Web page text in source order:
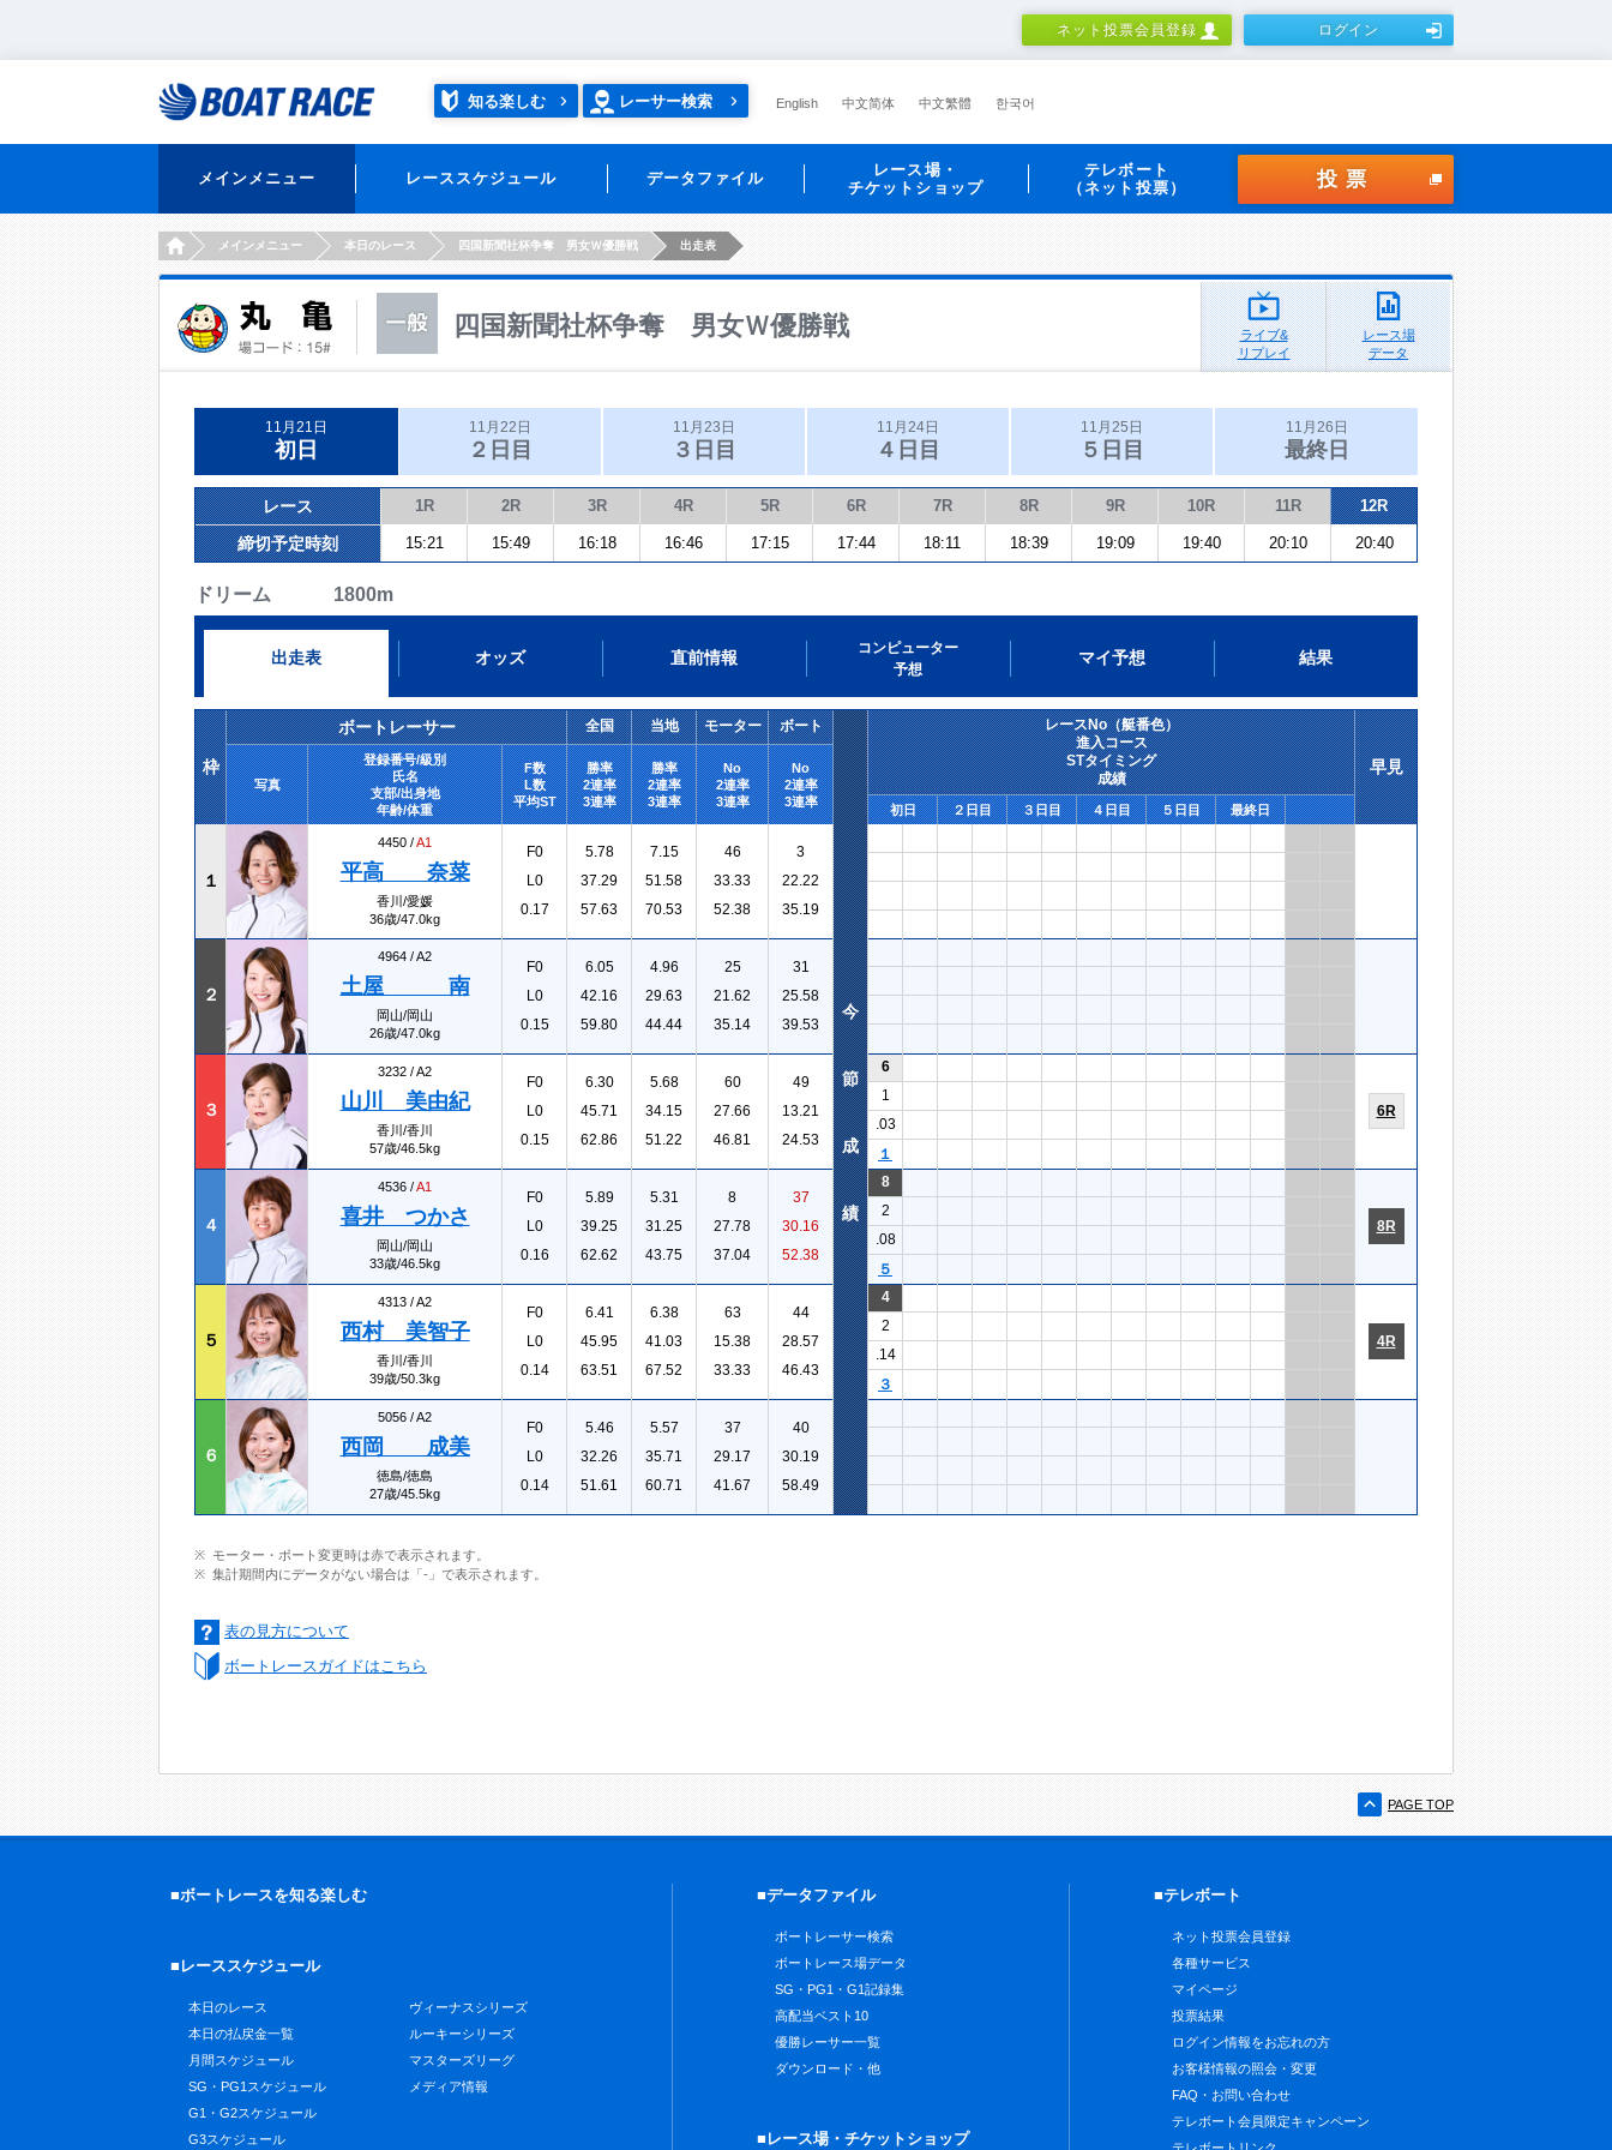
ネット投票会員登録 ログイン
知る楽しむ レーサー検索 English 中文简体 中文繁體 한국어
メインメニュー レーススケジュール データファイル
レース場・
チケットショップ
テレボート
（ネット投票）
投票
HOMEメインメニュー 本日のレース 四国新聞社杯争奪 男女Ｗ優勝戦 出走表
四国新聞社杯争奪 男女Ｗ優勝戦
ライブ&
リプレイ
レース場
データ
11月21日
初日
11月22日
２日目
11月23日
３日目
11月24日
４日目
11月25日
５日目
11月26日
最終日
レース 1R 2R 3R 4R 5R 6R 7R 8R 9R 10R 11R 12R
締切予定時刻 15:21 15:49 16:18 16:46 17:15 17:44 18:11 18:39 19:09 19:40 20:10 20:40
ドリーム 1800m
出走表 オッズ 直前情報
コンピューター
予想
マイ予想 結果
枠
ボートレーサー 全国 当地 モーター ボート
レースNo（艇番色）
進入コース
STタイミング
成績
早見
写真
登録番号/級別
氏名
支部/出身地
年齢/体重
F数
L数
平均ST
勝率
2連率
3連率
勝率
2連率
3連率
No
2連率
3連率
No
2連率
3連率
初日 ２日目 ３日目 ４日目 ５日目 最終日
１
4450 /A1
平高 奈菜
香川/愛媛
36歳/47.0kg
F0
L0
0.17
5.78
37.29
57.63
7.15
51.58
70.53
46
33.33
52.38
3
22.22
35.19
２
4964 /A2
土屋 南
岡山/岡山
26歳/47.0kg
F0
L0
0.15
6.05
42.16
59.80
4.96
29.63
44.44
25
21.62
35.14
31
25.58
39.53
３
3232 /A2
山川 美由紀
香川/香川
57歳/46.5kg
F0
L0
0.15
6.30
45.71
62.86
5.68
34.15
51.22
60
27.66
46.81
49
13.21
24.53
6
6R
1
.03
１
４
4536 /A1
喜井 つかさ
岡山/岡山
33歳/46.5kg
F0
L0
0.16
5.89
39.25
62.62
5.31
31.25
43.75
8
27.78
37.04
37
30.16
52.38
8
8R
2
.08
５
５
4313 /A2
西村 美智子
香川/香川
39歳/50.3kg
F0
L0
0.14
6.41
45.95
63.51
6.38
41.03
67.52
63
15.38
33.33
44
28.57
46.43
4
4R
2
.14
３
６
5056 /A2
西岡 成美
徳島/徳島
27歳/45.5kg
F0
L0
0.14
5.46
32.26
51.61
5.57
35.71
60.71
37
29.17
41.67
40
30.19
58.49
今
節
成
績
モーター・ボート変更時は赤で表示されます。
集計期間内にデータがない場合は「-」で表示されます。
表の見方について
ボートレースガイドはこちら
PAGE TOP
■ボートレースを知る楽しむ
■レーススケジュール
本日のレース
本日の払戻金一覧
月間スケジュール
SG・PG1スケジュール
G1・G2スケジュール
G3スケジュール
ヴィーナスシリーズ
ルーキーシリーズ
マスターズリーグ
メディア情報
■データファイル
ボートレーサー検索
ボートレース場データ
SG・PG1・G1記録集
高配当ベスト10
優勝レーサー一覧
ダウンロード・他
■レース場・チケットショップ
■テレボート
ネット投票会員登録
各種サービス
マイページ
投票結果
ログイン情報をお忘れの方
お客様情報の照会・変更
FAQ・お問い合わせ
テレボート会員限定キャンペーン